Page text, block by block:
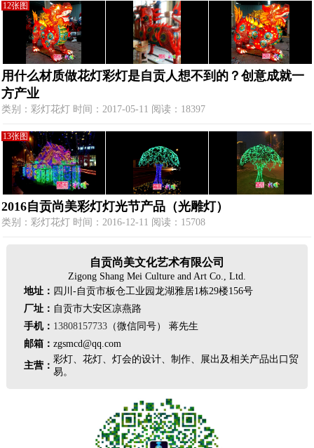
12张图
用什么材质做花灯彩灯是自贡人想不到的？创意成就一
方产业
类别：彩灯花灯 时间：2017-05-11 阅读：18397
13张图
2016自贡尚美彩灯灯光节产品（光雕灯）
类别：彩灯花灯 时间：2016-12-11 阅读：15708
自贡尚美文化艺术有限公司
Zigong Shang Mei Culture and Art Co., Ltd.
地址： 四川-自贡市板仓工业园龙湖雅居1栋29楼156号
厂址： 自贡市大安区凉燕路
手机： 13808157733（微信同号） 蒋先生
邮箱： zgsmcd@qq.com
主营：
彩灯、花灯、灯会的设计、制作、展出及相关产品出口贸
易。